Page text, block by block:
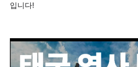
입니다!